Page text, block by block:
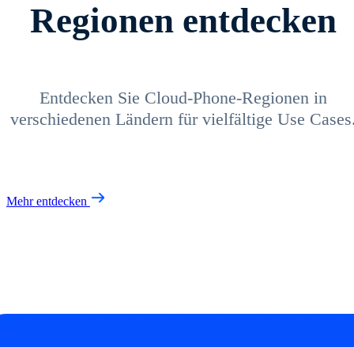
Regionen entdecken
Entdecken Sie Cloud-Phone-Regionen in
verschiedenen Ländern für vielfältige Use
Mehr entdecken